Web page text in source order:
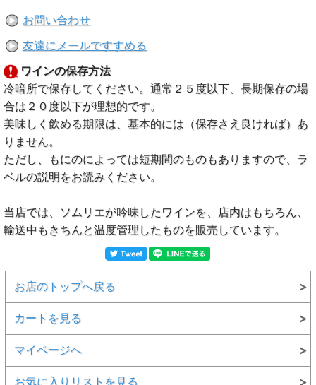
お問い合わせ
友達にメールですすめる
ワインの保存方法
冷暗所で保存してください。通常２５度以下、長期保存の場
合は２０度以下が理想的です。
美味しく飲める期限は、基本的には（保存さえ良ければ）あ
りません。
ただし、もにのによっては短期間のものもありますので、ラ
ベルの説明をお読みください。
当店では、ソムリエが吟味したワインを、店内はもちろん、
輸送中もきちんと温度管理したものを販売しています。
お店のトップへ戻る
カートを見る
マイページへ
お気に入りリストを見る